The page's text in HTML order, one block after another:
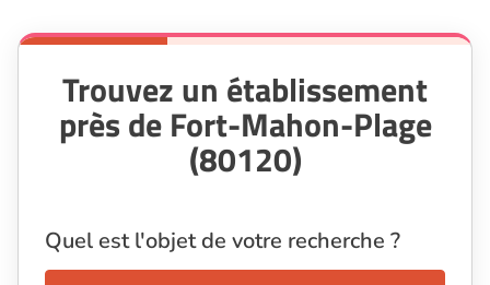
Trouvez un établissement
près de Fort-Mahon-Plage
(80120)
Quel est l'objet de votre recherche ?